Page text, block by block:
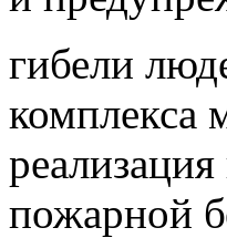
гибели
комплекса
пожарной